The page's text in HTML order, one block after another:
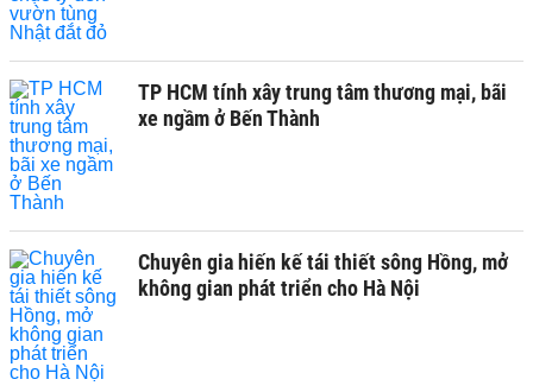
TP HCM tính xây trung tâm thương mại, bãi
xe ngầm ở Bến Thành
Chuyên gia hiến kế tái thiết sông Hồng, mở
không gian phát triển cho Hà Nội